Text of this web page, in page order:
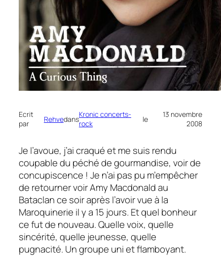
Ecrit
par
RehvedansKronic concerts-
rock
le
13 novembre
2008
Je l’avoue, j’ai craqué et me suis rendu
coupable du péché de gourmandise, voir de
concupiscence ! Je n’ai pas pu m’empêcher
de retourner voir Amy Macdonald au
Bataclan ce soir après l’avoir vue à la
Maroquinerie il y a 15 jours. Et quel bonheur
ce fut de nouveau. Quelle voix, quelle
sincérité, quelle jeunesse, quelle
pugnacité. Un groupe uni et flamboyant.